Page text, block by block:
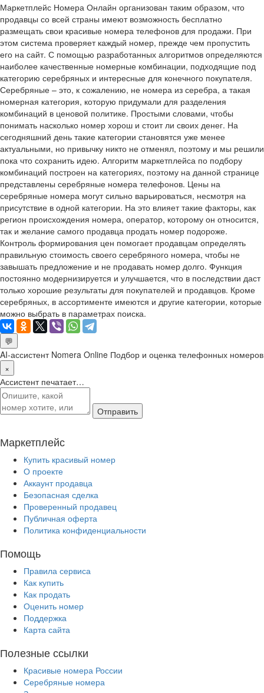
Маркетплейс Номера Онлайн организован таким образом, что
продавцы со всей страны имеют возможность бесплатно
размещать свои красивые номера телефонов для продажи. При
этом система проверяет каждый номер, прежде чем пропустить
его на сайт. С помощью разработанных алгоритмов определяются
наиболее качественные номерные комбинации, подходящие под
категорию серебряных и интересные для конечного покупателя.
Серебряные – это, к сожалению, не номера из серебра, а такая
номерная категория, которую придумали для разделения
комбинаций в ценовой политике. Простыми словами, чтобы
понимать насколько номер хорош и стоит ли своих денег. На
сегодняшний день такие категории становятся уже менее
актуальными, но привычку никто не отменял, поэтому и мы решили
пока что сохранить идею. Алгоритм маркетплейса по подбору
комбинаций построен на категориях, поэтому на данной странице
представлены серебряные номера телефонов. Цены на
серебряные номера могут сильно варьироваться, несмотря на
присутствие в одной категории. На это влияет такие факторы, как
регион происхождения номера, оператор, которому он относится,
так и желание самого продавца продать номер подороже.
Контроль формирования цен помогает продавцам определять
правильную стоимость своего серебряного номера, чтобы не
завышать предложение и не продавать номер долго. Функция
постоянно модернизируется и улучшается, что в последствии даст
только хорошие результаты для покупателей и продавцов. Кроме
серебряных, в ассортименте имеются и другие категории, которые
можно выбрать в параметрах поиска.
💬
AI-ассистент Nomera Online Подбор и оценка телефонных номеров
×
Ассистент печатает…
Отправить
Маркетплейс
Купить красивый номер
О проекте
Аккаунт продавца
Безопасная сделка
Проверенный продавец
Публичная оферта
Политика конфиденциальности
Помощь
Правила сервиса
Как купить
Как продать
Оценить номер
Поддержка
Карта сайта
Полезные ссылки
Красивые номера России
Серебряные номера